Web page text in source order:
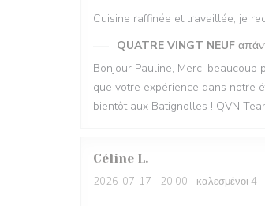
Cuisine raffinée et travaillée, je
QUATRE VINGT NEUF
Bonjour Pauline, Merci
que votre expérience dans notre
bientôt aux Batignolles ! QVN
Céline L
2026-07-17 - 20:00 - καλεσμένοι 4